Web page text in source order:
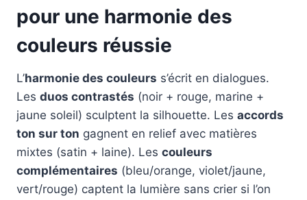
pour une harmonie des
couleurs réussie
L’harmonie des couleurs s’écrit en dialogues.
Les duos contrastés (noir + rouge, marine +
jaune soleil) sculptent la silhouette. Les accords
ton sur ton gagnent en relief avec matières
mixtes (satin + laine). Les couleurs
complémentaires (bleu/orange, violet/jaune,
vert/rouge) captent la lumière sans crier si l’on